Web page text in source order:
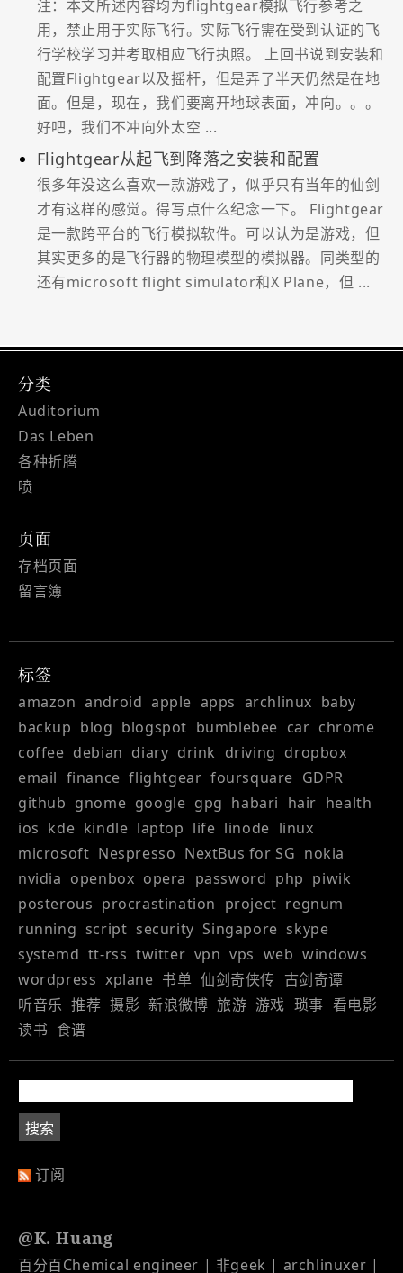
注：本文所述内容均为flightgear模拟飞行参考之
用，禁止用于实际飞行。实际飞行需在受到认证的飞
行学校学习并考取相应飞行执照。 上回书说到安装和
配置Flightgear以及摇杆，但是弄了半天仍然是在地
面。但是，现在，我们要离开地球表面，冲向。。。
好吧，我们不冲向外太空 ...
Flightgear从起飞到降落之安装和配置
很多年没这么喜欢一款游戏了，似乎只有当年的仙剑
才有这样的感觉。得写点什么纪念一下。 Flightgear
是一款跨平台的飞行模拟软件。可以认为是游戏，但
其实更多的是飞行器的物理模型的模拟器。同类型的
还有microsoft flight simulator和X Plane，但 ...
分类
Auditorium
Das Leben
各种折腾
喷
页面
存档页面
留言簿
标签
amazon android apple apps archlinux baby
backup blog blogspot bumblebee car chrome
coffee debian diary drink driving dropbox
email finance flightgear foursquare GDPR
github gnome google gpg habari hair health
ios kde kindle laptop life linode linux
microsoft Nespresso NextBus for SG nokia
nvidia openbox opera password php piwik
posterous procrastination project regnum
running script security Singapore skype
systemd tt-rss twitter vpn vps web windows
wordpress xplane 书单 仙剑奇侠传 古剑奇谭
听音乐 推荐 摄影 新浪微博 旅游 游戏 琐事 看电影
读书 食谱
订阅
@K. Huang
百分百Chemical engineer | 非geek | archlinuxer |